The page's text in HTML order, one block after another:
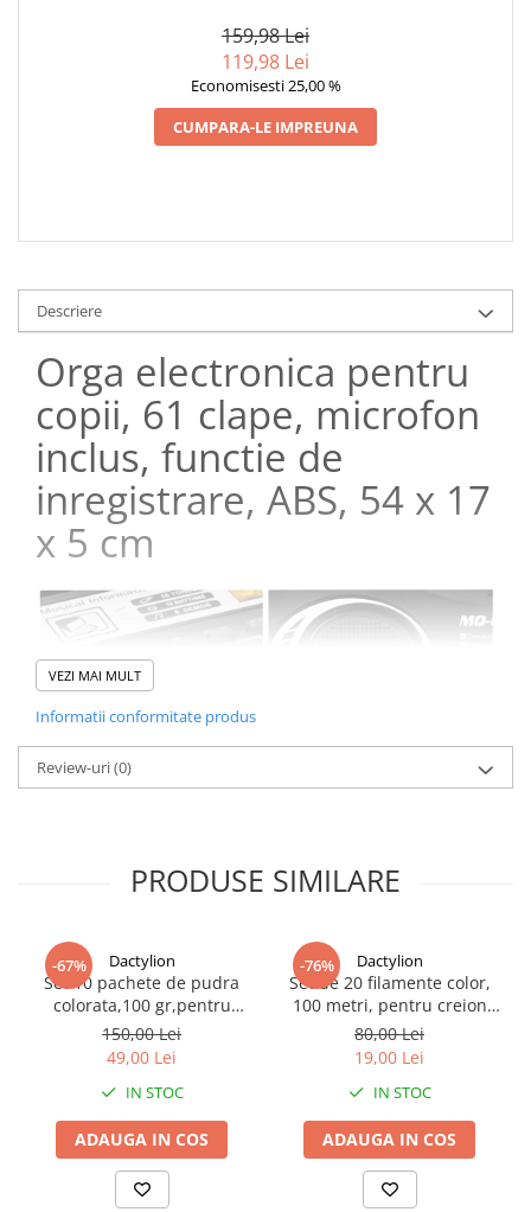
159,98 Lei
119,98 Lei
Economisesti 25,00 %
CUMPARA-LE IMPREUNA
Descriere
Orga electronica pentru
copii, 61 clape, microfon
inclus, functie de
inregistrare, ABS, 54 x 17
x 5 cm
Culoare neagra
Numar de clape: 61
Controlul volumului: Da
Modul lectie: Da
Difuzor: Mono (tastatura are un singur difuzor!)
Alimentare: sursa de alimentare (inclusa) sau 4xAA 1,5V (nu
VEZI MAI MULT
Informatii conformitate produs
Review-uri(0)
PRODUSE SIMILARE
-67% Dactylion
Set 10 pachete de pudra
colorata,100 gr,pentru
copii,non toxica,cantitate
pachet 1kg - Multicolor
150,00 Lei
49,00 Lei
IN STOC
ADAUGA IN COS
-76% Dactylion
Set de 20 filamente color,
100 metri, pentru creion
3D, rezerve universale de 5
m - Multicolor
80,00 Lei
19,00 Lei
IN STOC
ADAUGA IN COS